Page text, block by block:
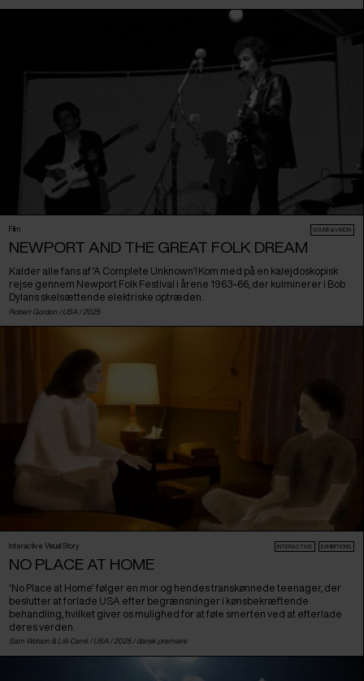
Film SOUND & VISION
NEWPORT AND THE GREAT FOLK DREAM
Kalder alle fans af ’A Complete Unknown’! Kom med på en kalejdoskopisk
rejse gennem Newport Folk Festival i årene 1963–66, der kulminerer i Bob
Dylans skelsættende elektriske optræden.
Robert Gordon / USA / 2025
Interactive Visual Story INTERACTIVE EXHIBITIONS
NO PLACE AT HOME
'No Place at Home' følger en mor og hendes transkønnede teenager, der
beslutter at forlade USA efter begrænsninger i kønsbekræftende
behandling, hvilket giver os mulighed for at føle smerten ved at efterlade
deres verden.
Sam Wolson & Lilli Carré / USA / 2025 / dansk premiere